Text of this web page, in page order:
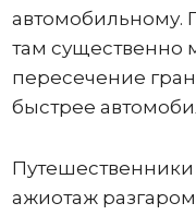
автомобильному.
там существенно
пересечение
быстрее
ажиотаж разгаром